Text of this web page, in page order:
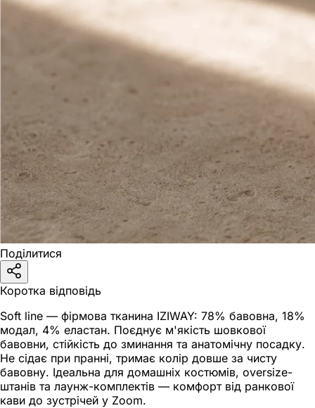
Сушіть футболки і штани в розправленому вигляді. Не
Чим Soft Line відрізняється від
Домашній одяг буває дуже різним. Є речі для сну, які
Soft Line знаходиться між цими сценаріями. Це не
Як зібрати домашню капсулу
Почніть із одного комплекту в кольорі, який легко
Не купуйте домашній одяг тільки за фото. Подумайте,
FAQ
Soft Line підходить тільки для дому?
Ні. Речі створені для домашнього ритму, але багато
Так. У цьому і сенс базової лінійки: верх і низ мають
Як обрати розмір?
Орієнтуйтеся на свій звичний розмір і бажану
Поділитися
Коротка відповідь
Soft line — фірмова тканина IZIWAY: 78% бавовна, 18%
модал, 4% еластан. Поєднує м'якість шовкової
бавовни, стійкість до зминання та анатомічну посадку.
Не сідає при пранні, тримає колір довше за чисту
бавовну. Ідеальна для домашніх костюмів, oversize-
штанів та лаунж-комплектів — комфорт від ранкової
кави до зустрічей у Zoom.